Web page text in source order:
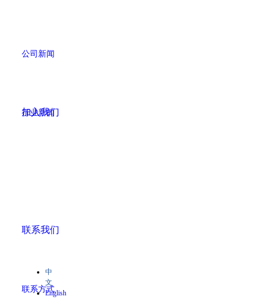
公司新闻
行业新闻
加入我们
联系我们
联系方式
中
文
English